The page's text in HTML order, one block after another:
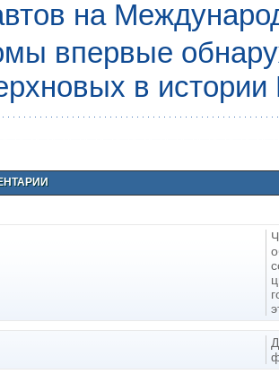
на
впервые
в